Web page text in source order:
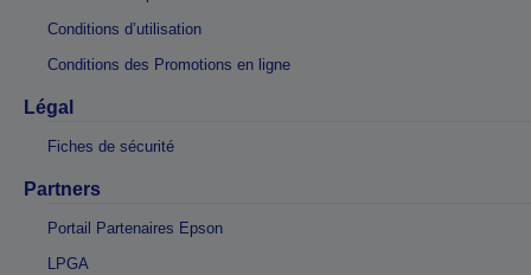
Conditions d’utilisation
Conditions des Promotions en ligne
Légal
Fiches de sécurité
Partners
Portail Partenaires Epson
LPGA